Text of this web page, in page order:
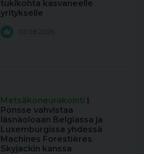
tukikohta kasvaneelle
yritykselle
02.08.2026
Metsäkoneurakointi |
Ponsse vahvistaa
läsnäoloaan Belgiassa ja
Luxemburgissa yhdessä
Machines Forestières
Skyjackin kanssa